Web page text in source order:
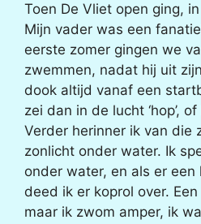
Toen De Vliet open ging,
Mijn vader was een
eerste zomer gingen we
zwemmen, nadat hij uit
dook altijd vanaf een
zei dan in de lucht ‘hop’,
Verder herinner ik van die
zonlicht onder water. Ik
onder water, en als er
deed ik er koprol over.
maar ik zwom amper, ik